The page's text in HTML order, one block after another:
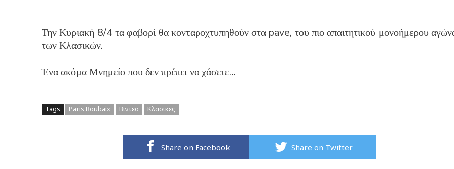
Την Κυριακή 8/4 τα φαβορί θα κονταροχτυπηθούν στα pave, του πιο απαιτητικού μονοήμερου
των Κλασικών.
Ένα ακόμα Μνημείο που δεν πρέπει να χάσετε…
Tags Paris Roubaix Βιντεο Κλασικες
Share on Facebook Share on Twitter